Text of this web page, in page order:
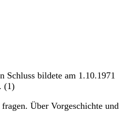
Schluss bildete am 1.10.1971
(1)
Über Vorgeschichte und